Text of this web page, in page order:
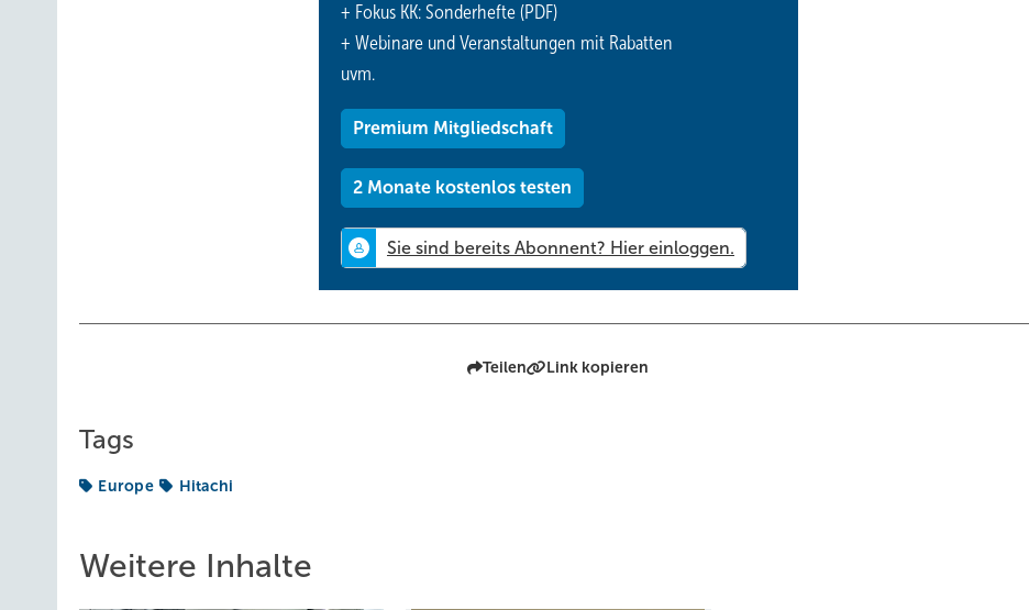
+ Fokus KK: Sonderhefte (PDF)
+ Webinare und Veranstaltungen mit Rabatten
uvm.
Premium Mitgliedschaft
2 Monate kostenlos testen
Teilen Link kopieren
Tags
Europe Hitachi
Weitere Inhalte